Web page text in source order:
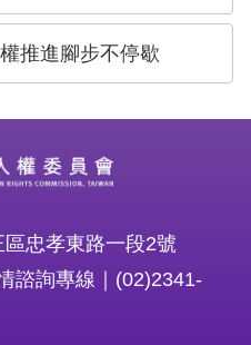
推進腳步不停歇
忠孝東路一段2號
諮詢專線｜(02)2341-